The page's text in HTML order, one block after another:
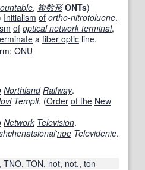
, 複数形 ONTs)
Initialism of ortho-nitrotoluene.
of optical network terminal,
a fiber optic line.
: ONU
Northland Railway.
Templi. (Order of the New
Network Television.
noe Televidenie.
, TNO, TON, not, not., ton